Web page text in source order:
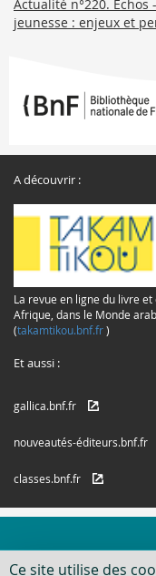
Actualité n°220.
jeunesse : enjeux et
A découvrir :
La revue en ligne du livre
Afrique, dans le Monde
(takamtikou.bnf.fr)
Et aussi :
gallica.bnf.fr
nouveautés-éditeurs.bnf.fr
classes.bnf.fr
© Copyrights 2016 /
Ce site utilise des